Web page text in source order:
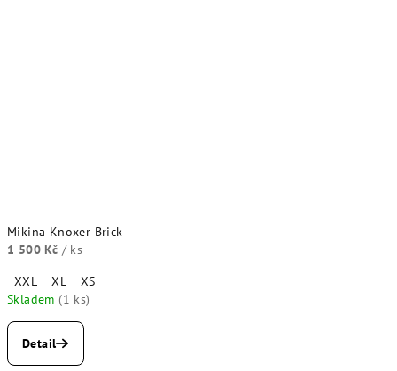
Mikina Knoxer Brick
1 500 Kč / ks
XXL
XL
XS
Skladem (1 ks)
Detail